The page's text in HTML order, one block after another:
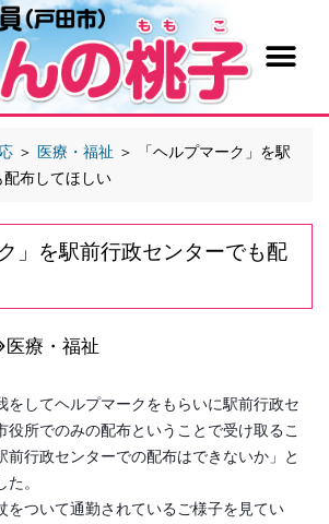
＞ 医療・福祉 ＞
「ヘルプマーク」を駅
布してほしい
」を駅前行政センターでも配
医療・福祉
をしてヘルプマークをもらいに駅前行政セ
役所でのみの配布ということで受け取るこ
前行政センターでの配布はできないか」と
。
をついて通勤されているご様子を見てい